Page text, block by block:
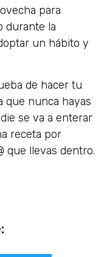
para
durante la
un hábito y
de hacer tu
que nunca hayas
se va a enterar
receta por
que llevas dentro.